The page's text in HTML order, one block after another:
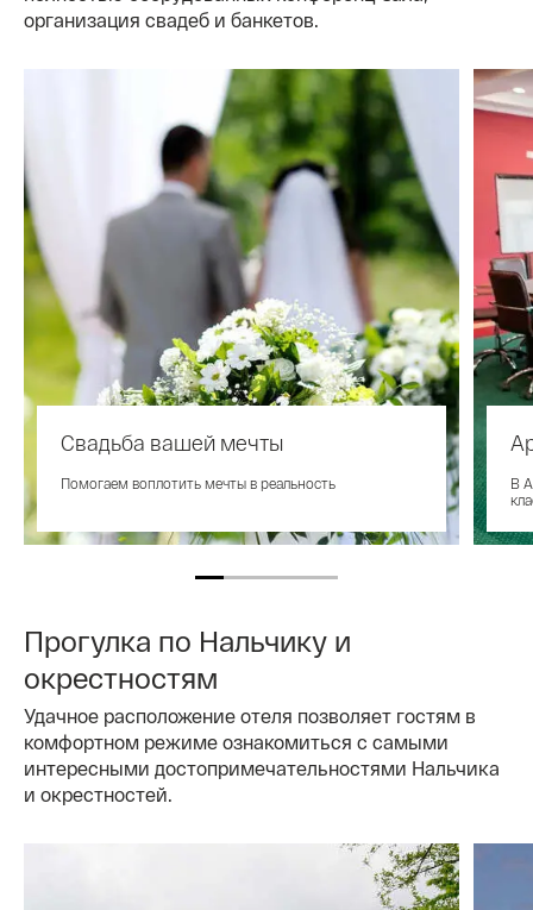
организация свадеб и банкетов.
Свадьба вашей мечты
Помогаем воплотить мечты в реальность
В
Прогулка по Нальчику и
окрестностям
Удачное расположение отеля позволяет гостям в
комфортном режиме ознакомиться с самыми
интересными достопримечательностями Нальчика
и окрестностей.